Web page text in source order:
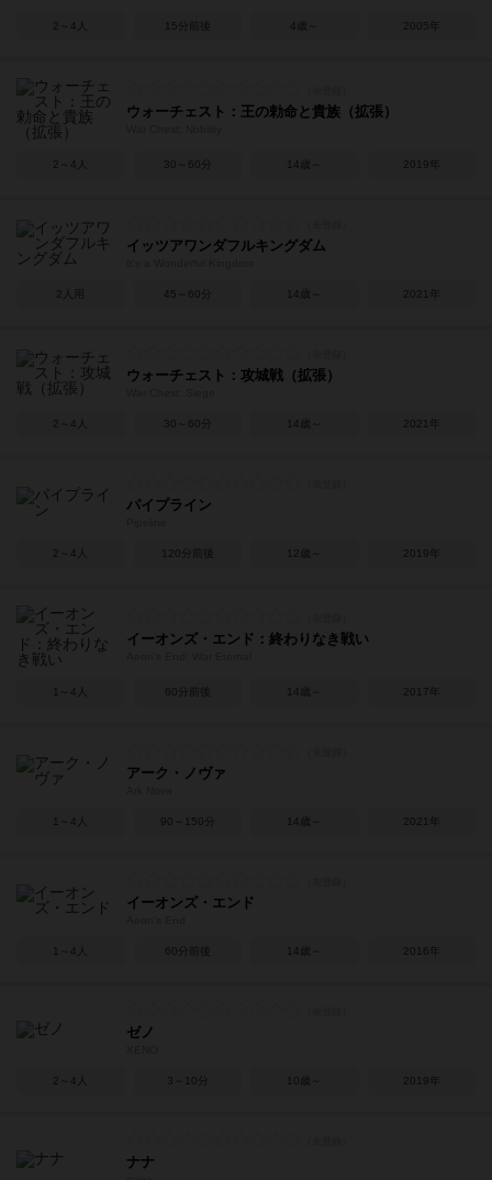
2～4人 15分前後 4歳～ 2005年
ウォーチェスト：王の勅命と貴族（拡張）
2～4人 30～60分 14歳～ 2019年
イッツアワンダフルキングダム
2人用 45～60分 14歳～ 2021年
ウォーチェスト：攻城戦（拡張）
2～4人 30～60分 14歳～ 2021年
パイプライン
2～4人 120分前後 12歳～ 2019年
イーオンズ・エンド：終わりなき戦い
1～4人 60分前後 14歳～ 2017年
アーク・ノヴァ
1～4人 90～150分 14歳～ 2021年
イーオンズ・エンド
1～4人 60分前後 14歳～ 2016年
ゼノ
2～4人 3～10分 10歳～ 2019年
ナナ